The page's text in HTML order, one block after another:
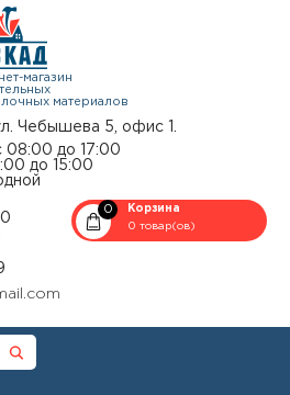
магазин
материалов
Чебышева 5, офис 1.
08:00 до 17:00
до 15:00
0
Корзина
0 товар(ов)